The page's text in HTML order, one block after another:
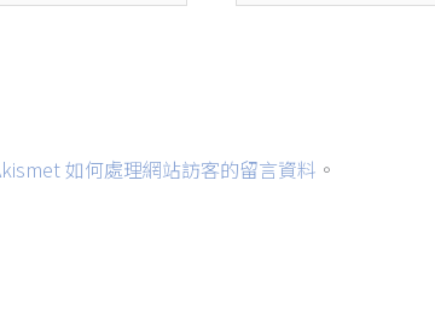
如何處理網站訪客的留言資料 。